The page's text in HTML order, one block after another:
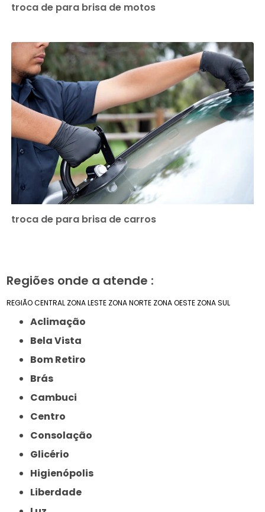
troca de para brisa de motos
troca de para brisa de carros
Regiões onde a atende :
REGIÃO CENTRAL ZONA LESTE ZONA NORTE ZONA OESTE ZONA SUL
Aclimação
Bela Vista
Bom Retiro
Brás
Cambuci
Centro
Consolação
Glicério
Higienópolis
Liberdade